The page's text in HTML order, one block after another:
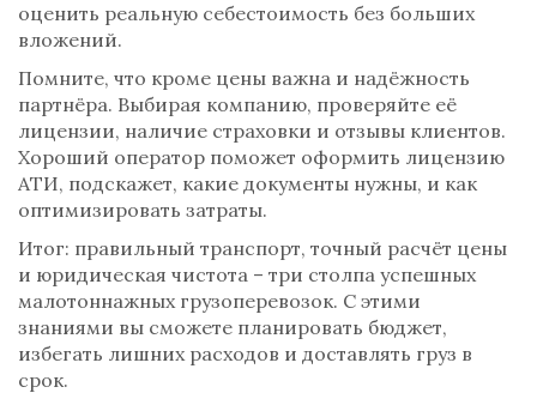
оценить реальную себестоимость без больших
вложений.
Помните, что кроме цены важна и надёжность
партнёра. Выбирая компанию, проверяйте её
лицензии, наличие страховки и отзывы клиентов.
Хороший оператор поможет оформить лицензию
АТИ, подскажет, какие документы нужны, и как
оптимизировать затраты.
Итог: правильный транспорт, точный расчёт цены
и юридическая чистота – три столпа успешных
малотоннажных грузоперевозок. С этими
знаниями вы сможете планировать бюджет,
избегать лишних расходов и доставлять груз в
срок.